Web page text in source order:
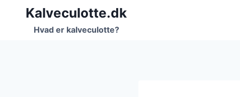
FortsætKalveculotte.dk
Hvad er kalveculotte?